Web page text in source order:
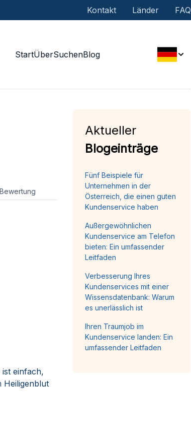
Kontakt Länder FAQ
StartÜberSuchenBlog
Bewertung
einfach,
Heiligenblut
Aktueller
Blogeinträge
Fünf Beispiele für
Unternehmen in der
Österreich, die einen guten
Kundenservice haben
Außergewöhnlichen
Kundenservice am Telefon
bieten: Ein umfassender
Leitfaden
Verbesserung Ihres
Kundenservices mit einer
Wissensdatenbank: Warum
es unerlässlich ist
Ihren Traumjob im
Kundenservice landen: Ein
umfassender Leitfaden